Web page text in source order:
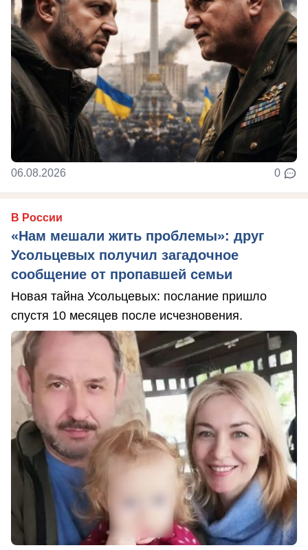
06.08.2026 0
В России
«Нам мешали жить проблемы»: друг
Усольцевых получил загадочное
сообщение от пропавшей семьи
Новая тайна Усольцевых: послание пришло
спустя 10 месяцев после исчезновения.